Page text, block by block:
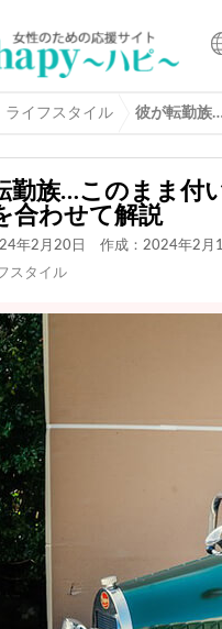
ライフスタイル 彼が転勤族
勤族…このまま付
合わせて解説
年2月20日
作成：2024年2月
スタイル